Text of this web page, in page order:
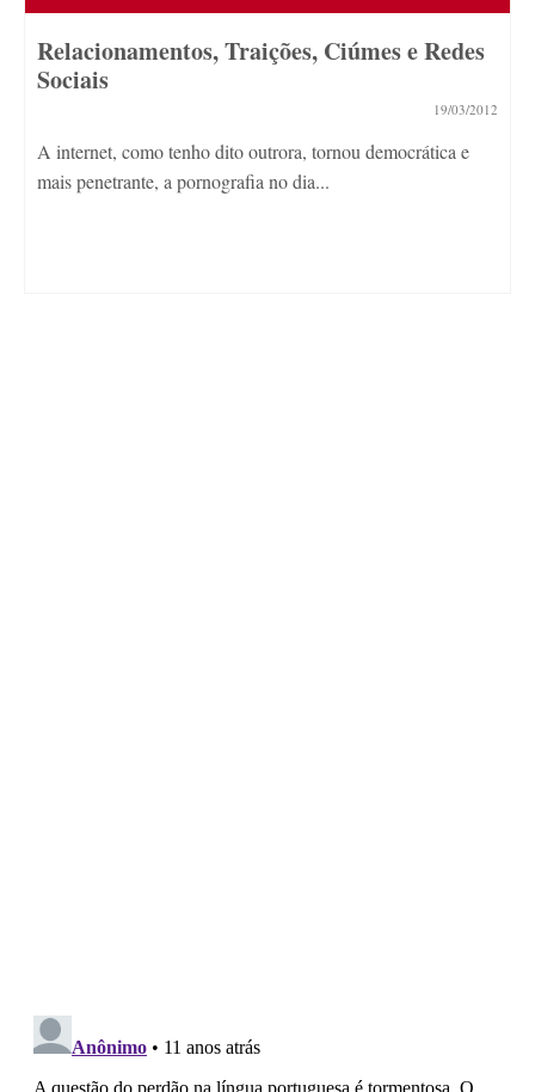
Relacionamentos, Traições, Ciúmes e Redes
Sociais
19/03/2012
A internet, como tenho dito outrora, tornou democrática e
mais penetrante, a pornografia no dia...